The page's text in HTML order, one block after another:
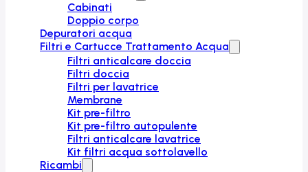
Cabinati
Doppio corpo
Depuratori acqua
Filtri e Cartucce Trattamento Acqua
Filtri anticalcare doccia
Filtri doccia
Filtri per lavatrice
Membrane
Kit pre-filtro
Kit pre-filtro autopulente
Filtri anticalcare lavatrice
Kit filtri acqua sottolavello
Ricambi